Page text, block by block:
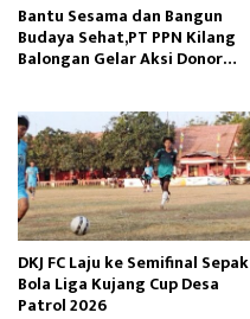
Bantu Sesama dan Bangun
Budaya Sehat,PT PPN Kilang
Balongan Gelar Aksi Donor
DKJ FC Laju ke Semifinal Sepak
Bola Liga Kujang Cup Desa
Patrol 2026